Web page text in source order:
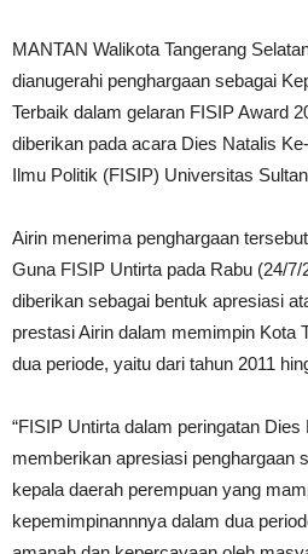
MANTAN Walikota Tangerang
dianugerahi penghargaan sebagai
Terbaik dalam gelaran FISIP Award
diberikan pada acara Dies Natalis
Ilmu Politik (FISIP) Universitas
Airin menerima penghargaan
Guna FISIP Untirta pada Rabu (24/
diberikan sebagai bentuk apresiasi
prestasi Airin dalam memimpin Kota
dua periode, yaitu dari tahun 2011
“FISIP Untirta dalam peringatan
memberikan apresiasi penghargaan
kepala daerah perempuan yang
kepemimpinannnya dalam dua